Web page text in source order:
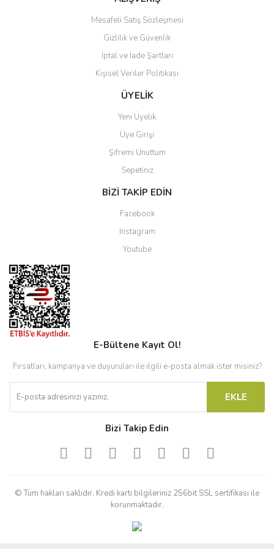
Gönder
Mesafeli Satış Sözleşmesi
Gizlilik ve Güvenlik
İptal ve İade Şartları
Kişisel Veriler Politikası
ÜYELİK
Yeni Üyelik
Üye Girişi
Şifremi Unuttum
Sepetiniz
BİZİ TAKİP EDİN
Facebook
Instagram
Youtube
E-Bültene Kayıt Ol!
Fırsatları, kampanya ve duyuruları ile ilgili e-posta almak ister misiniz?
EKLE
Bizi Takip Edin
© Tüm hakları saklıdır. Kredi kartı bilgileriniz 256bit SSL sertifikası ile
korunmaktadır.